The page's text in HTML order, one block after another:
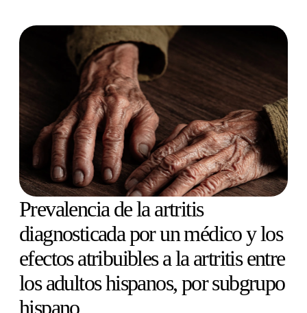
Prevalencia de la artritis
diagnosticada por un médico y los
efectos atribuibles a la artritis entre
los adultos hispanos, por subgrupo
hispano